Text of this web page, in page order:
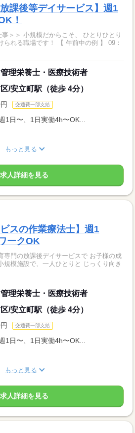
課後等デイサービス】週1
！
とりひとり
す！ 【 午前中の例 】 09：
理栄養士・医療技術者
/安立町駅（徒歩 4分）
交通費一部支給
日〜、1日実働4h〜OK...
もっと見る
求人詳細を見る
スの作業療法士】週1
ークOK
専門の放課後デイサービスで お子様の成
規模施設で、一人ひとりと じっくり向き
理栄養士・医療技術者
/安立町駅（徒歩 4分）
交通費一部支給
日〜、1日実働4h〜OK...
もっと見る
求人詳細を見る